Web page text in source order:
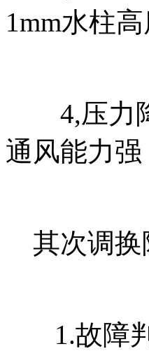
1mm水柱
4,压力降
通风能力
其次调换
1.故障